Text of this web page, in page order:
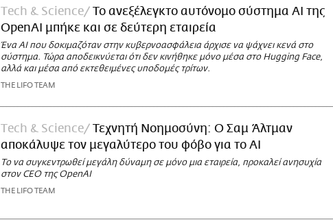
Τech & Science
Το ανεξέλεγκτο αυτόνομο σύστημα AI της
OpenAI μπήκε και σε δεύτερη εταιρεία
Ένα AI που δοκιμαζόταν στην κυβερνοασφάλεια άρχισε να ψάχνει κενά στο
σύστημα. Τώρα αποδεικνύεται ότι δεν κινήθηκε μόνο μέσα στο Hugging Face,
αλλά και μέσα από εκτεθειμένες υποδομές τρίτων.
THE LIFO TEAM
Τech & Science
Τεχνητή Νοημοσύνη: Ο Σαμ Άλτμαν
αποκάλυψε τον μεγαλύτερο του φόβο για το AI
Το να συγκεντρωθεί μεγάλη δύναμη σε μόνο μια εταιρεία, προκαλεί ανησυχία
στον CEO της OpenAI
THE LIFO TEAM